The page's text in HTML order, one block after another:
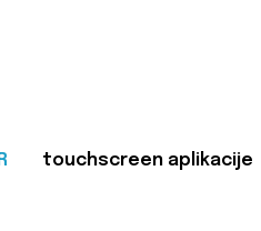
touchscreen aplikacije